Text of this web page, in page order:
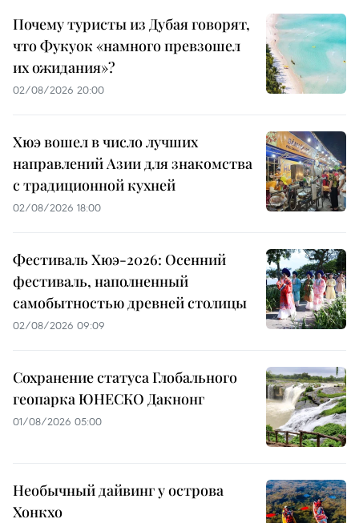
Почему туристы из Дубая говорят,
что Фукуок «намного превзошел
их ожидания»?
02/08/2026 20:00
Хюэ вошел в число лучших
направлений Азии для знакомства
с традиционной кухней
02/08/2026 18:00
Фестиваль Хюэ-2026: Осенний
фестиваль, наполненный
самобытностью древней столицы
02/08/2026 09:09
Сохранение статуса Глобального
геопарка ЮНЕСКО Дакнонг
01/08/2026 05:00
Необычный дайвинг у острова
Хонкхо